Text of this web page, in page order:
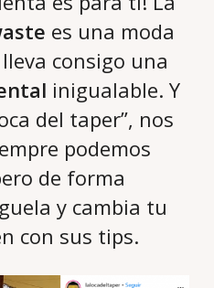
es una moda
consigo una
inigualable. Y
del taper”, nos
podemos
de forma
y cambia tu
con sus tips.